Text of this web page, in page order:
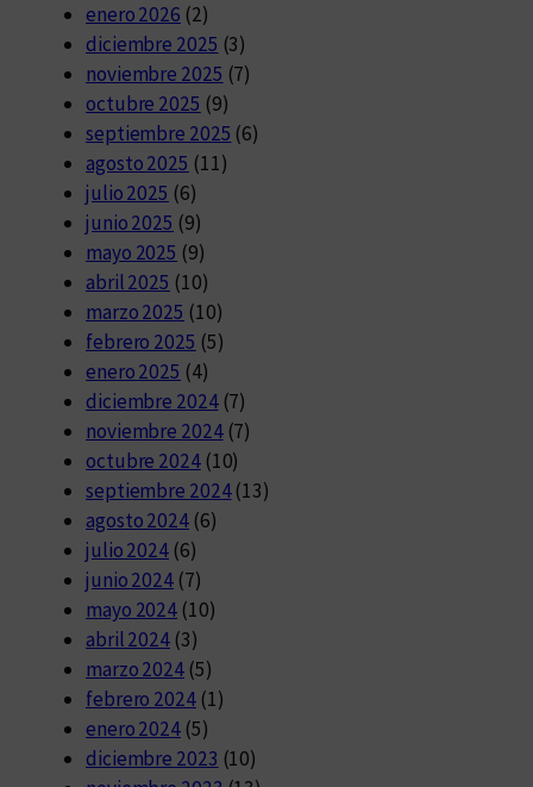
enero 2026 (2)
diciembre 2025 (3)
noviembre 2025 (7)
octubre 2025 (9)
septiembre 2025 (6)
agosto 2025 (11)
julio 2025 (6)
junio 2025 (9)
mayo 2025 (9)
abril 2025 (10)
marzo 2025 (10)
febrero 2025 (5)
enero 2025 (4)
diciembre 2024(7)
noviembre 2024(7)
octubre 2024(10)
septiembre 2024(13)
agosto 2024(6)
julio 2024 (6)
junio 2024 (7)
mayo 2024 (10)
abril 2024 (3)
marzo 2024 (5)
febrero 2024(1)
enero 2024 (5)
diciembre 2023 (10)